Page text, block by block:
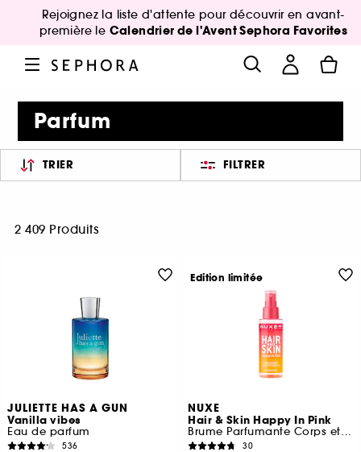
Rejoignez la liste d'attente pour découvrir en avant-
première le Calendrier de l'Avent Sephora Favorites
Parfum
TRIER FILTRER
2 409 Produits
JULIETTE HAS A GUN
Vanilla vibes
Eau de parfum
536
NUXE
Hair & Skin Happy In Pink
Brume Parfumante Corps et Cheveux
30
Edition limitée